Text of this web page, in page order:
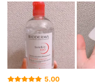
5.00